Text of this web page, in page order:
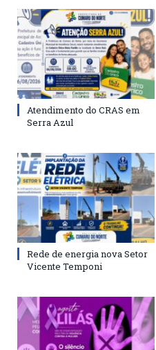
Atendimento do CRAS em
Serra Azul
Rede de energia nova Setor
Vicente Temponi